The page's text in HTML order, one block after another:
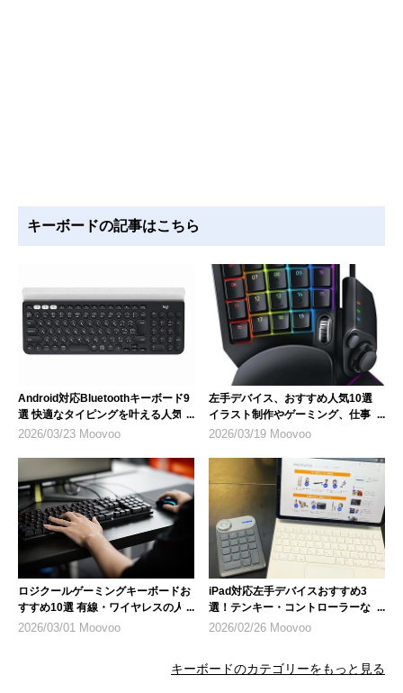
キーボードの記事はこちら
Android対応Bluetoothキーボード9
選 快適なタイピングを叶える人気モ
デル
2026/03/23 Moovoo
左手デバイス、おすすめ人気10選
イラスト制作やゲーミング、仕事を
効率化
2026/03/19 Moovoo
ロジクールゲーミングキーボードお
すすめ10選 有線・ワイヤレスの人
気モデル
2026/03/01 Moovoo
iPad対応左手デバイスおすすめ3
選！テンキー・コントローラーな
ど、選び方のポイントも解説
2026/02/26 Moovoo
キーボードのカテゴリーをもっと見る